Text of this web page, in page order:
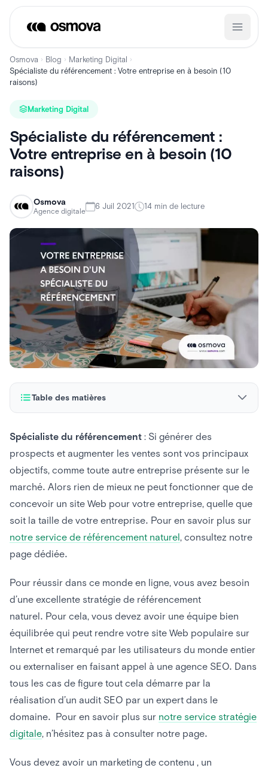
Aller
contenu
Osmova › Blog › Marketing Digital ›
Spécialiste du référencement : Votre entreprise en à besoin (10
raisons)
Marketing Digital
Spécialiste du référencement :
Votre entreprise en à besoin (10
raisons)
Osmova
Agence digitale
6 Juil 2021 14 min de lecture
Table des matières
Pourquoi votre entreprise a-t-elle besoin d’un spécialiste
du référencement ?
Spécialiste du référencement : Si générer des
prospects et augmenter les ventes sont vos principaux
objectifs, comme toute autre entreprise présente sur le
marché. Alors rien de mieux ne peut fonctionner que de
concevoir un site Web pour votre entreprise, quelle que
soit la taille de votre entreprise. Pour en savoir plus sur
notre service de référencement naturel , consultez notre
page dédiée.
Pour réussir dans ce monde en ligne, vous avez besoin
d’une excellente stratégie de référencement
naturel. Pour cela, vous devez avoir une équipe bien
équilibrée qui peut rendre votre site Web populaire sur
Internet et remarqué par les utilisateurs du monde entier
ou externaliser en faisant appel à une agence SEO. Dans
tous les cas de figure tout cela démarre par la
réalisation d’un audit SEO par un expert dans le
domaine. Pour en savoir plus sur notre service stratégie
digitale , n’hésitez pas à consulter notre page.
Vous devez avoir un marketing de contenu , un